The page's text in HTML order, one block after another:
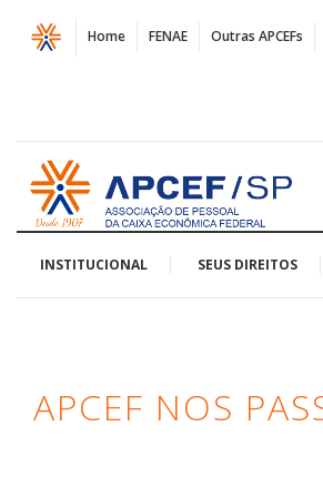
Página
APCEF
Passos
da
Cultura
MorumBis
Home FENAE Outras APCEFs
Acessar
página
inicial
INSTITUCIONAL SEUS DIREITOS
APCEF NOS